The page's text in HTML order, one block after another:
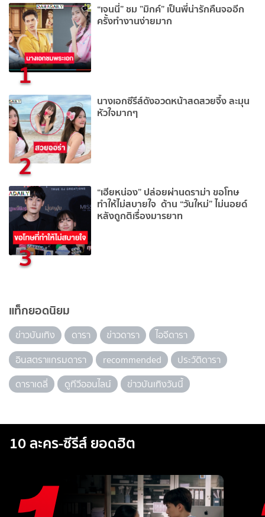
1
“เจนนี่” ชม ”มิกค์” เป็นพี่น่ารักคืนจออีก
ครั้งทำงานง่ายมาก
2
นางเอกซีรีส์ดังอวดหน้าสดสวยจึ้ง ละมุน
หัวใจมากๆ
3
“เฮียหน่อง” ปล่อยผ่านดราม่า ขอโทษ
ทำให้ไม่สบายใจ ด้าน “วันใหม่” ไม่นอยด์
หลังถูกติเรื่องมารยาท
แท็กยอดนิยม
ข่าวบันเทิง ดารา ข่าวดารา
ไอจีดารา
อินสตราแกรมดารา
recommended
ประวัติดารา
ดาราเดลี่
ดูทีวีออนไลน์ ข่าวบันเทิงวันนี้
10 ละคร-ซีรีส์ ยอดฮิต